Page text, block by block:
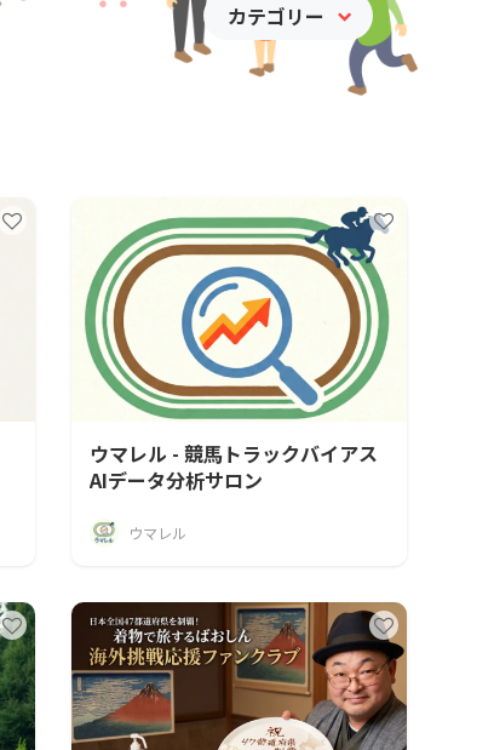
まちづくり・地域活性化
カテゴリー
ウマレル - 競馬トラックバイアス
AIデータ分析サロン
ウマレル